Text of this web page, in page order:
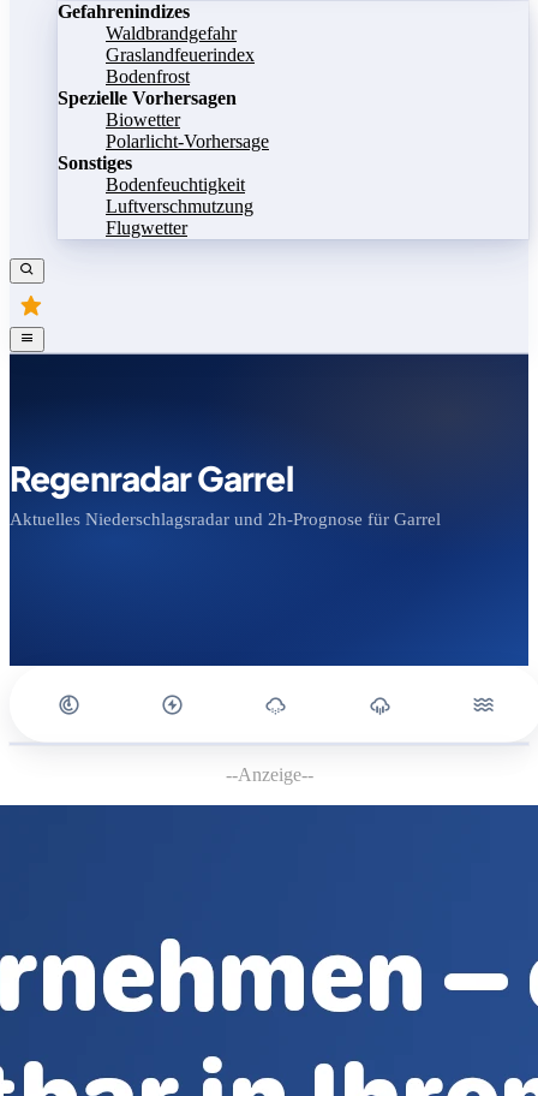
Gefahrenindizes
Waldbrandgefahr
Graslandfeuerindex
Bodenfrost
Spezielle Vorhersagen
Biowetter
Polarlicht-Vorhersage
Sonstiges
Bodenfeuchtigkeit
Luftverschmutzung
Flugwetter
Regenradar Garrel
Aktuelles Niederschlagsradar und 2h-Prognose für Garrel
--Anzeige--